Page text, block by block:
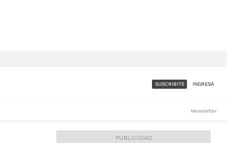
ACCESO FULL - $1.800/MES
SUSCRIBITE INGRESÁ
Newsletter